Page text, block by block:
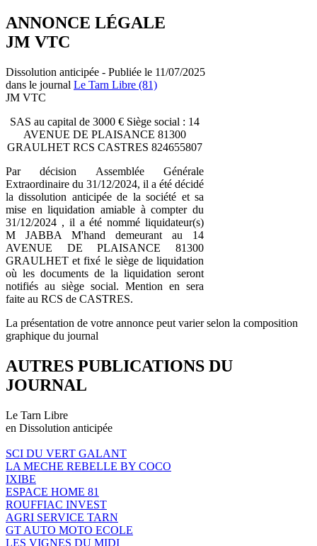
ANNONCE LÉGALE
JM VTC
Dissolution anticipée - Publiée le 11/07/2025
dans le journal Le Tarn Libre (81)
JM VTC
SAS au capital de 3000 € Siège social : 14
AVENUE DE PLAISANCE 81300
GRAULHET RCS CASTRES 824655807
Par décision Assemblée Générale
Extraordinaire du 31/12/2024, il a été décidé
la dissolution anticipée de la société et sa
mise en liquidation amiable à compter du
31/12/2024 , il a été nommé liquidateur(s)
M JABBA M'hand demeurant au 14
AVENUE DE PLAISANCE 81300
GRAULHET et fixé le siège de liquidation
où les documents de la liquidation seront
notifiés au siège social. Mention en sera
faite au RCS de CASTRES.
La présentation de votre annonce peut varier selon la composition
graphique du journal
AUTRES PUBLICATIONS DU
JOURNAL
Le Tarn Libre
en Dissolution anticipée
SCI DU VERT GALANT
LA MECHE REBELLE BY COCO
IXIBE
ESPACE HOME 81
ROUFFIAC INVEST
AGRI SERVICE TARN
GT AUTO MOTO ECOLE
LES VIGNES DU MIDI